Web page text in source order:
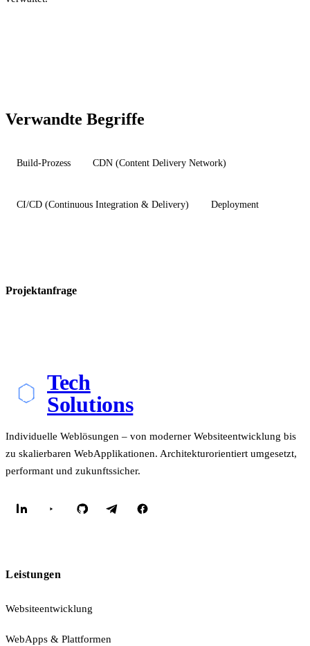
Verwandte Begriffe
Build-Prozess CDN (Content Delivery Network)
CI/CD (Continuous Integration & Delivery) Deployment
Projektanfrage
Tech
Solutions
Individuelle Weblösungen – von moderner Websiteentwicklung bis
zu skalierbaren WebApplikationen. Architekturorientiert umgesetzt,
performant und zukunftssicher.
Leistungen
Websiteentwicklung
WebApps & Plattformen